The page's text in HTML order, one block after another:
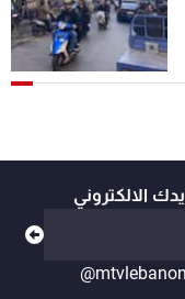
الالكتروني
@mtvlebanon